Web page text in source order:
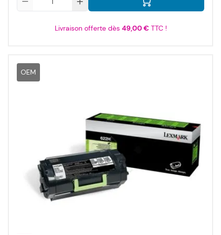
Livraison offerte dès 49,00 €TTC !
OEM